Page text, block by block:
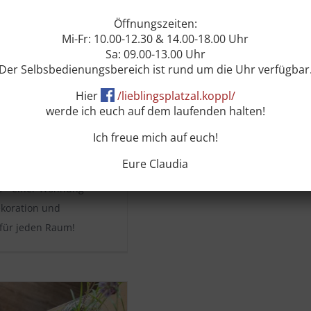
+ Accessoires
Accessoires für zu
- einer Wohnung -
und
jeden Raum!
Öffnungszeiten:
Mi-Fr: 10.00-12.30 & 14.00-18.00 Uhr
Sa: 09.00-13.00 Uhr
Der Selbsbedienungsbereich ist rund um die Uhr
Hier
/lieblingsplatzal.koppl/
werde ich euch auf dem laufenden halten!
Ich freue mich auf euch!
Eure Claudia